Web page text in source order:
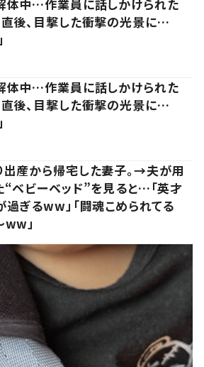
体中…作業員に話しかけられた
直後、目撃した衝撃の光景に…
体中…作業員に話しかけられた
直後、目撃した衝撃の光景に…
出産から帰宅した妻子。→夫が用
“ベビーベッド”を見ると…「英才
過ぎるww」「闘魂こめられてる
ww」